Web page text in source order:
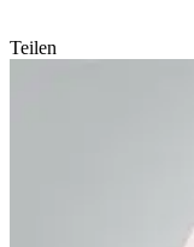
Teilen